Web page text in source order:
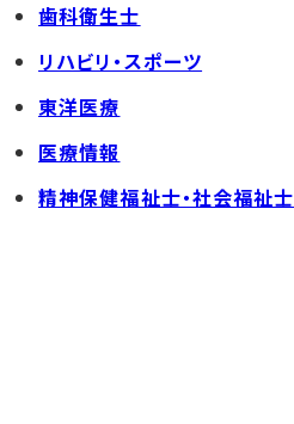
歯科衛生士
リハビリ・スポーツ
東洋医療
医療情報
精神保健福祉士・社会福祉士